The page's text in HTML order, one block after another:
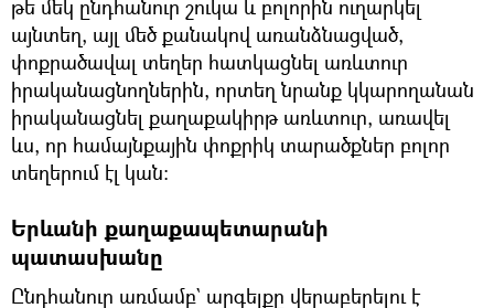
թե մեկ ընդհանուր շուկա և բոլորին ուղարկել
այնտեղ, այլ մեծ քանակով առանձնացված,
փոքրածավալ տեղեր հատկացնել առևտուր
իրականացնողներին, որտեղ նրանք կկարողանան
իրականացնել քաղաքակիրթ առևտուր, առավել
ևս, որ համայնքային փոքրիկ տարածքներ բոլոր
տեղերում էլ կան։
Երևանի քաղաքապետարանի
պատասխանը
Ընդհանուր առմամբ` արգելքը վերաբերելու է